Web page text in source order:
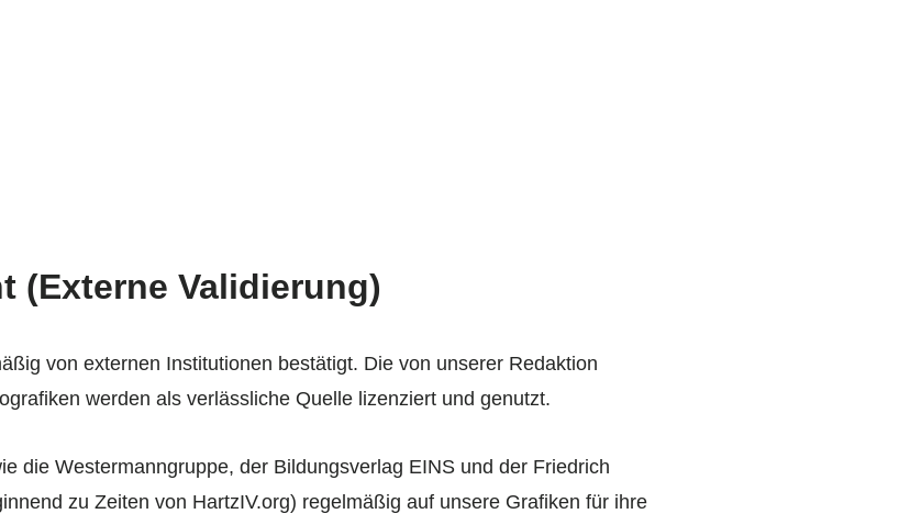
(Externe Validierung)
von externen Institutionen bestätigt. Die von unserer Redaktion
werden als verlässliche Quelle lizenziert und genutzt.
die Westermanngruppe, der Bildungsverlag EINS und der Friedrich
zu Zeiten von HartzIV.org) regelmäßig auf unsere Grafiken für ihre